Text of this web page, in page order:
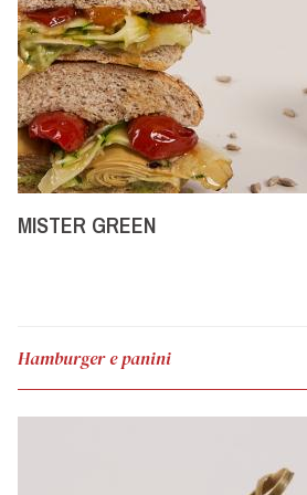
MISTER GREEN
Hamburger e panini